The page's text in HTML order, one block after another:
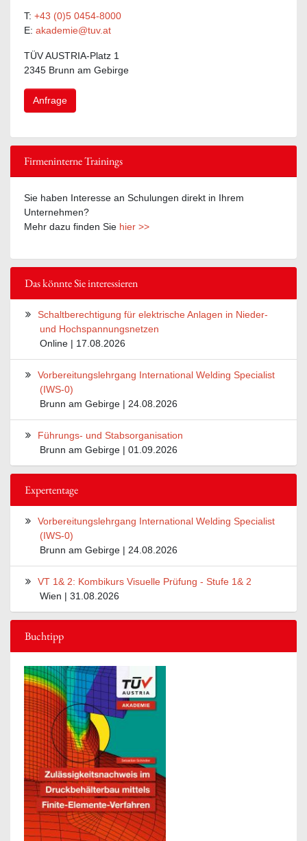
T: +43 (0)5 0454-8000
E: akademie@tuv.at
TÜV AUSTRIA-Platz 1
2345 Brunn am Gebirge
Anfrage
Firmeninterne Trainings
Sie haben Interesse an Schulungen direkt in Ihrem
Unternehmen?
Mehr dazu finden Sie hier >>
Das könnte Sie interessieren
Schaltberechtigung für elektrische Anlagen in Nieder-
und Hochspannungsnetzen
Online | 17.08.2026
Vorbereitungslehrgang International Welding Specialist
(IWS-0)
Brunn am Gebirge | 24.08.2026
Führungs- und Stabsorganisation
Brunn am Gebirge | 01.09.2026
Expertentage
Vorbereitungslehrgang International Welding Specialist
(IWS-0)
Brunn am Gebirge | 24.08.2026
VT 1& 2: Kombikurs Visuelle Prüfung - Stufe 1& 2
Wien | 31.08.2026
Buchtipp